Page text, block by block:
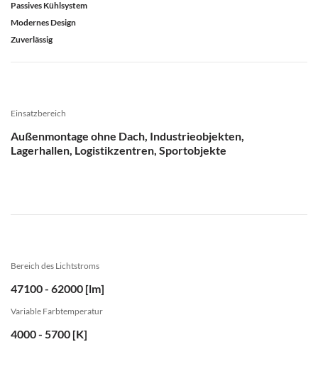
Passives Kühlsystem
Modernes Design
Zuverlässig
Einsatzbereich
Außenmontage ohne Dach, Industrieobjekten,
Lagerhallen, Logistikzentren, Sportobjekte
Bereich des Lichtstroms
47100 - 62000 [lm]
Variable Farbtemperatur
4000 - 5700 [K]